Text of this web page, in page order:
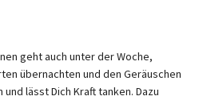
geht auch unter der Woche,
übernachten und den Geräuschen
lässt Dich Kraft tanken. Dazu